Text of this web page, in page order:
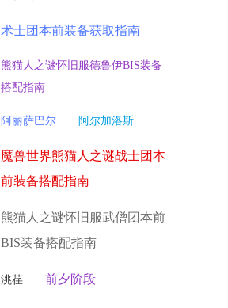
术士团本前装备获取指南
熊猫人之谜怀旧服德鲁伊BIS装备
搭配指南
阿丽萨巴尔 阿尔加洛斯
魔兽世界熊猫人之谜战士团本
前装备搭配指南
熊猫人之谜怀旧服武僧团本前
BIS装备搭配指南
洮荏 前夕阶段